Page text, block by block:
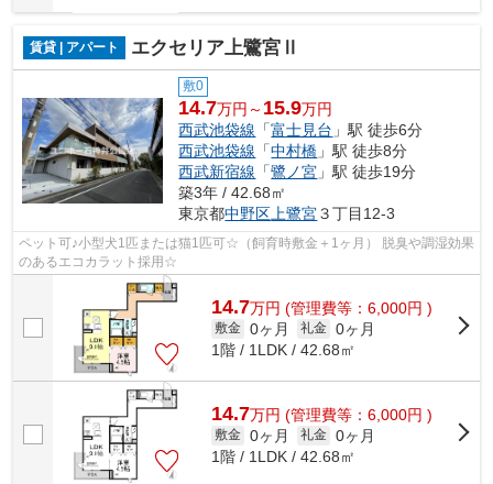
賃貸 | アパート エクセリア上鷺宮Ⅱ
敷0
14.7万円～ 15.9万円
西武池袋線 「富士見台 」駅 徒歩6分
西武池袋線 「中村橋 」駅 徒歩8分
西武新宿線 「鷺ノ宮 」駅 徒歩19分
築3年 / 42.68㎡
東京都中野区 上鷺宮３丁目12-3
ペット可♪小型犬1匹または猫1匹可☆（飼育時敷金＋1ヶ月） 脱臭や調湿効果
のあるエコカラット採用☆
14.7万円 (管理費等：6,000円 )
敷金 0ヶ月 礼金 0ヶ月
1階 / 1LDK / 42.68㎡
14.7万円 (管理費等：6,000円 )
敷金 0ヶ月 礼金 0ヶ月
1階 / 1LDK / 42.68㎡